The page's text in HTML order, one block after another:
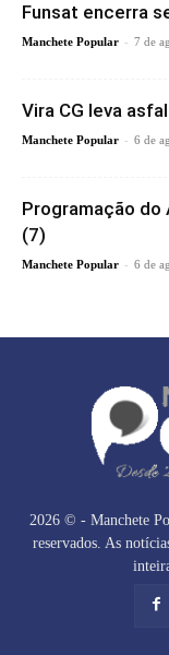
Funsat encerra
Manchete Popular - 7 de
Vira CG leva
Manchete Popular - 6 de
Programação
(7)
Manchete Popular - 6 de
2026 © - Manchete
reservados. As